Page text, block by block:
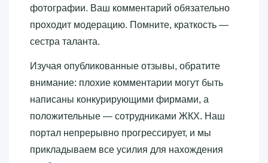
фотографии. Ваш комментарий обязательно
проходит модерацию. Помните, краткость —
сестра таланта.
Изучая опубликованные отзывы, обратите
внимание: плохие комментарии могут быть
написаны конкурирующими фирмами, а
положительные — сотрудниками ЖКХ. Наш
портал непрерывно прогрессирует, и мы
прикладываем все усилия для нахождения